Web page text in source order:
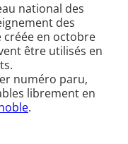
national des
des
créée en octobre
être utilisés en
numéro paru,
librement en
.